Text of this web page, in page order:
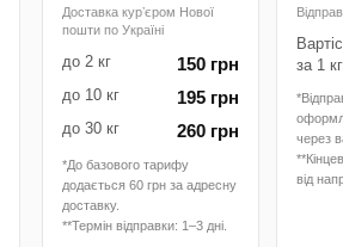
Доставка курʼєром Нової
пошти по Україні
до 2 кг 150 грн
до 10 кг 195 грн
до 30 кг 260 грн
*До базового тарифу
додається 60 грн за адресну
доставку.
**Термін відправки: 1–3 дні.
за 1 кг
через
від